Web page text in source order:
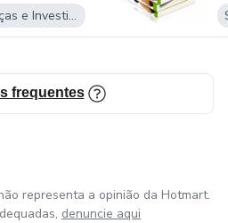
Finanças e Investimentos
frequentes
representa a opinião da Hotmart.
denuncie aqui